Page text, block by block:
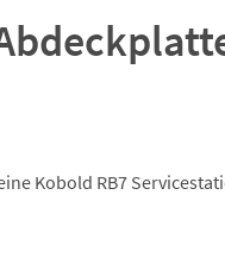
Kobold RB7